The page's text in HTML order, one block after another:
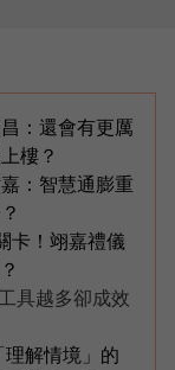
：還會有更厲
樓？
：智慧通膨重
卡！翊嘉禮儀
具越多卻成效
解情境」的